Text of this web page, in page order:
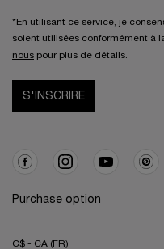
*En utilisant ce service, je
soient utilisées conformément à
nous pour plus de détails.
S'INSCRIRE
Purchase option
C$ - CA (FR)